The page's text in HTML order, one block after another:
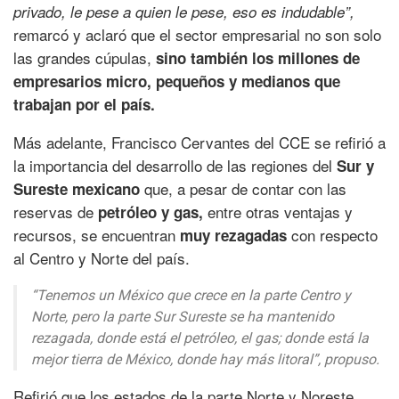
privado, le pese a quien le pese, eso es indudable”,
remarcó y aclaró que el sector empresarial no son solo
las grandes cúpulas, sino también los millones de
empresarios micro, pequeños y medianos que
trabajan por el país.
Más adelante, Francisco Cervantes del CCE se refirió a
la importancia del desarrollo de las regiones del Sur y
Sureste mexicano que, a pesar de contar con las
reservas de petróleo y gas, entre otras ventajas y
recursos, se encuentran muy rezagadas con respecto
al Centro y Norte del país.
“Tenemos un México que crece en la parte Centro y
Norte, pero la parte Sur Sureste se ha mantenido
rezagada, donde está el petróleo, el gas; donde está la
mejor tierra de México, donde hay más litoral”, propuso.